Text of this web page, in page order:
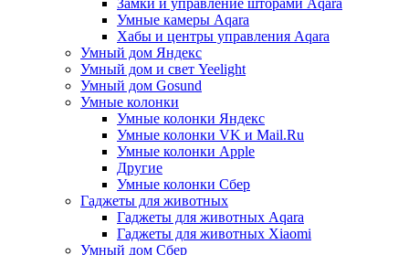
Замки и управление шторами Aqara
Умные камеры Aqara
Хабы и центры управления Aqara
Умный дом Яндекс
Умный дом и свет Yeelight
Умный дом Gosund
Умные колонки
Умные колонки Яндекс
Умные колонки VK и Mail.Ru
Умные колонки Apple
Другие
Умные колонки Сбер
Гаджеты для животных
Гаджеты для животных Aqara
Гаджеты для животных Xiaomi
Умный дом Сбер